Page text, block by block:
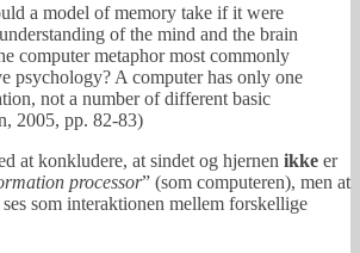
a model of memory take if it were
of the mind and the brain
computer metaphor most commonly
psychology? A computer has only one
not a number of different basic
2005, pp. 82-83)
at konkludere, at sindet og hjernen ikke er
processor” (som computeren), men at
som interaktionen mellem forskellige